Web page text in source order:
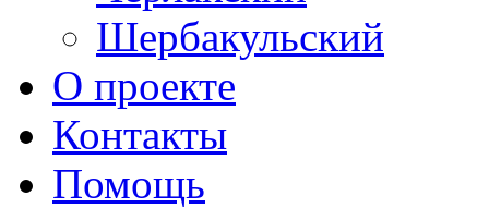
Шербакульский
О проекте
Контакты
Помощь